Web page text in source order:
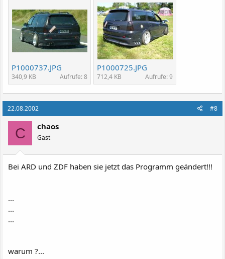
P1000737.JPG
340,9 KB Aufrufe: 8
P1000725.JPG
712,4 KB Aufrufe: 9
22.08.2002 #8
C chaos
Gast
Bei ARD und ZDF haben sie jetzt das Programm geändert!!!
...
...
...
warum ?...